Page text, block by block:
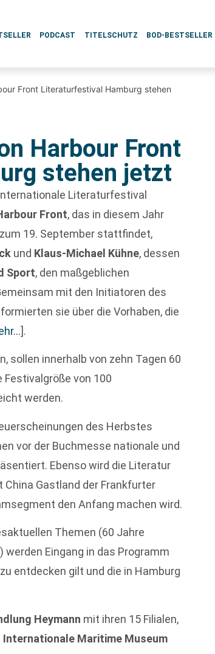
PODCAST TITELSCHUTZ BOD-BESTSELLER
Front Literaturfestival Hamburg stehen
Harbour Front
stehen jetzt
Literaturfestival
Front, das in diesem Jahr
19. September stattfindet,
und Klaus-Michael Kühne, dessen
Sport, den maßgeblichen
mit den Initiatoren des
sie über die Vorhaben, die
].
sollen innerhalb von zehn Tagen 60
von 100
werden.
des Herbstes
vor der Buchmesse nationale und
Ebenso wird die Literatur
Gastland der Frankfurter
den Anfang machen wird.
Themen (60 Jahre
Eingang in das Programm
entdecken gilt und die in Hamburg
Heymann mit ihren 15 Filialen,
Internationale Maritime Museum